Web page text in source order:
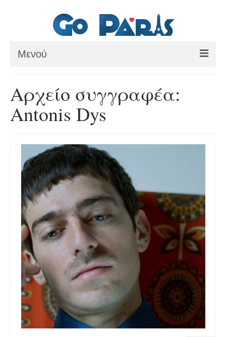
Μενού
ΠΑΡΙΣΙ
ΜΟΥΣΕΙΑ
ΘΕΜΑΤΙΚΑ ΠΑΡΚΑ
ΕΚΔΡΟΜΕΣ
BLOG
ΕΠΙΚΟΙΝΩΝΙΑ
Αρχείο συγγραφέα:
Antonis Dys